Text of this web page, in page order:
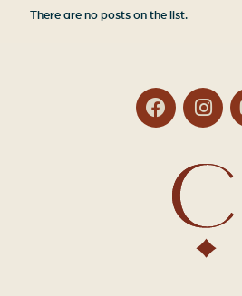
There are no posts on the list.